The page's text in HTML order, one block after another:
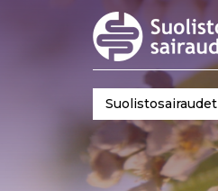
Suolistosairaudet